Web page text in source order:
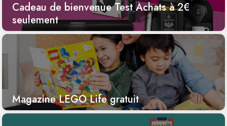
Cadeau de bienvenue Test Achats à 2€
seulement
Magazine LEGO Life gratuit